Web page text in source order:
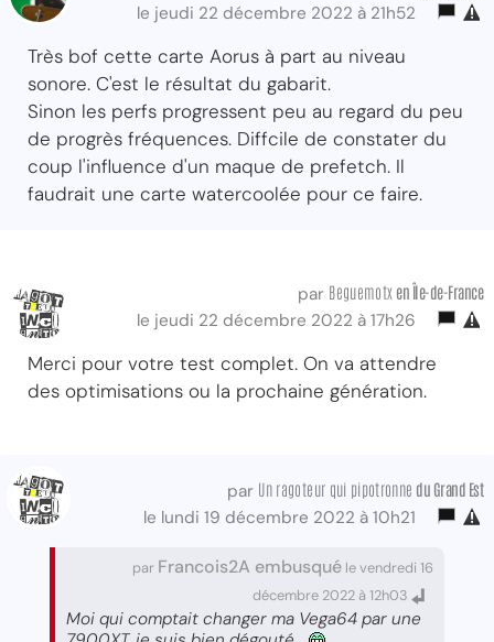
le jeudi 22 décembre 2022 à 21h52
Très bof cette carte Aorus à part au niveau
sonore. C'est le résultat du gabarit.
Sinon les perfs progressent peu au regard du peu
de progrès fréquences. Diffcile de constater du
coup l'influence d'un maque de prefetch. Il
faudrait une carte watercoolée pour ce faire.
par Beguemotx en Île-de-France
le jeudi 22 décembre 2022 à 17h26
Merci pour votre test complet. On va attendre
des optimisations ou la prochaine génération.
par Un ragoteur qui pipotronne du Grand Est
le lundi 19 décembre 2022 à 10h21
par Francois2A embusqué le vendredi 16
décembre 2022 à 12h03
Moi qui comptait changer ma Vega64 par une